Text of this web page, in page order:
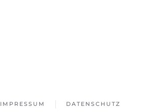
IMPRESSUM DATENSCHUTZ